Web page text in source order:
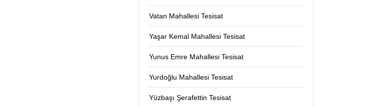
Vatan Mahallesi Tesisat
Yaşar Kemal Mahallesi Tesisat
Yunus Emre Mahallesi Tesisat
Yurdoğlu Mahallesi Tesisat
Yüzbaşı Şerafettin Tesisat